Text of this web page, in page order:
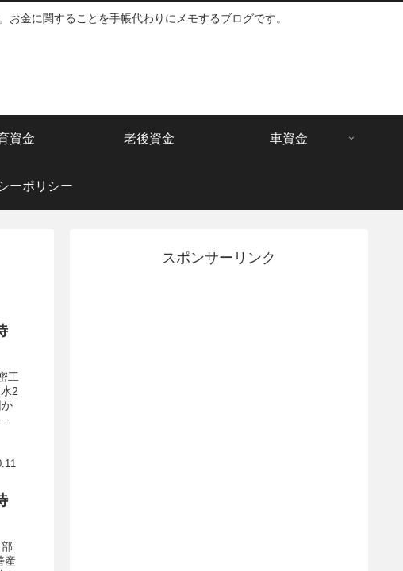
金に関することを手帳代わりにメモするブログです。
資金 老後資金 車資金
ーポリシー
工
2
産
スポンサーリンク